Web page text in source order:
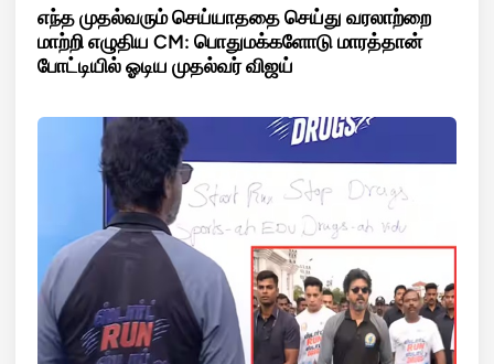
எந்த முதல்வரும் செய்யாததை செய்து வரலாற்றை
மாற்றி எழுதிய CM: பொதுமக்களோடு மாரத்தான்
போட்டியில் ஓடிய முதல்வர் விஜய்